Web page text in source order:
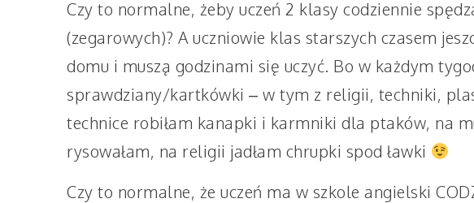
Czy to normalne, żeby uczeń 2 klasy codziennie
(zegarowych)? A uczniowie klas starszych czasem
domu i muszą godzinami się uczyć. Bo w każdym
sprawdziany/kartkówki – w tym z religii, techniki,
technice robiłam kanapki i karmniki dla ptaków, na
rysowałam, na religii jadłam chrupki spod ławki
Czy to normalne, że uczeń ma w szkole angielski